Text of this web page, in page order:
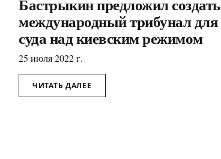
международный трибунал для
суда над киевским режимом
25 июля 2022 г.
ЧИТАТЬ ДАЛЕЕ